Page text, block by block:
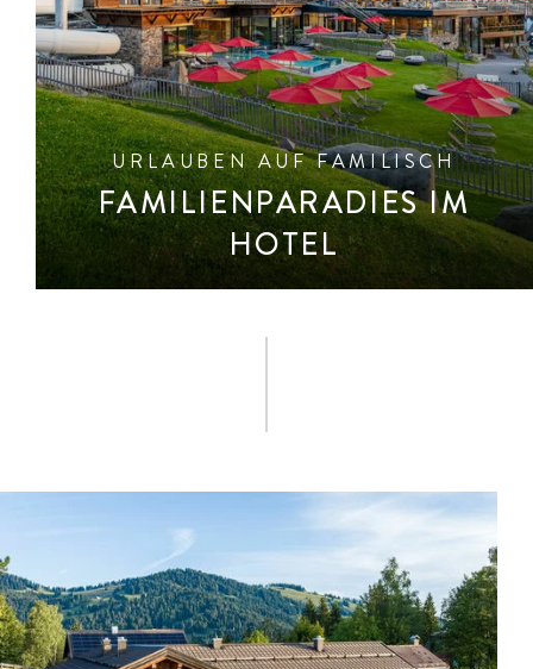
URLAUBEN AUF FAMILISCH
FAMILIENPARADIES IM
HOTEL